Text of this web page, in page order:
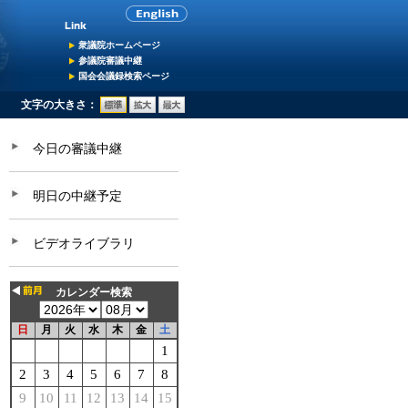
衆議院ホームページ
参議院審議中継
国会会議録検索ページ
文字の大きさ：
今日の審議中継
明日の中継予定
ビデオライブラリ
カレンダー検索
日 月 火 水 木 金 土
1
2
3 4 5 6 7
8
9
10 11 12 13 14
15